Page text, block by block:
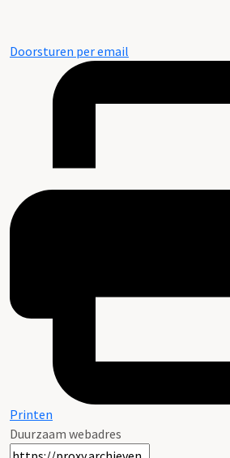
Doorsturen per email
Printen
Duurzaam webadres